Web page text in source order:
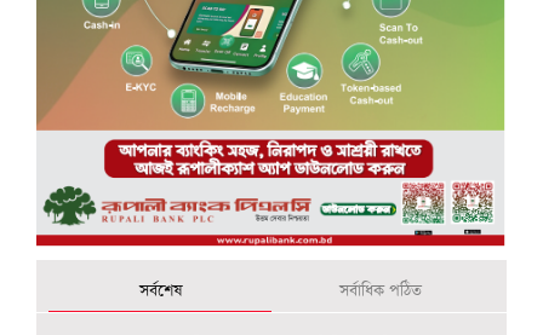
সর্বশেষ সর্বাধিক পঠিত